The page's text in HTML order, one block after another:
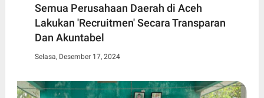
Semua Perusahaan Daerah di Aceh
Lakukan 'Recruitmen' Secara Transparan
Dan Akuntabel
Selasa, Desember 17, 2024